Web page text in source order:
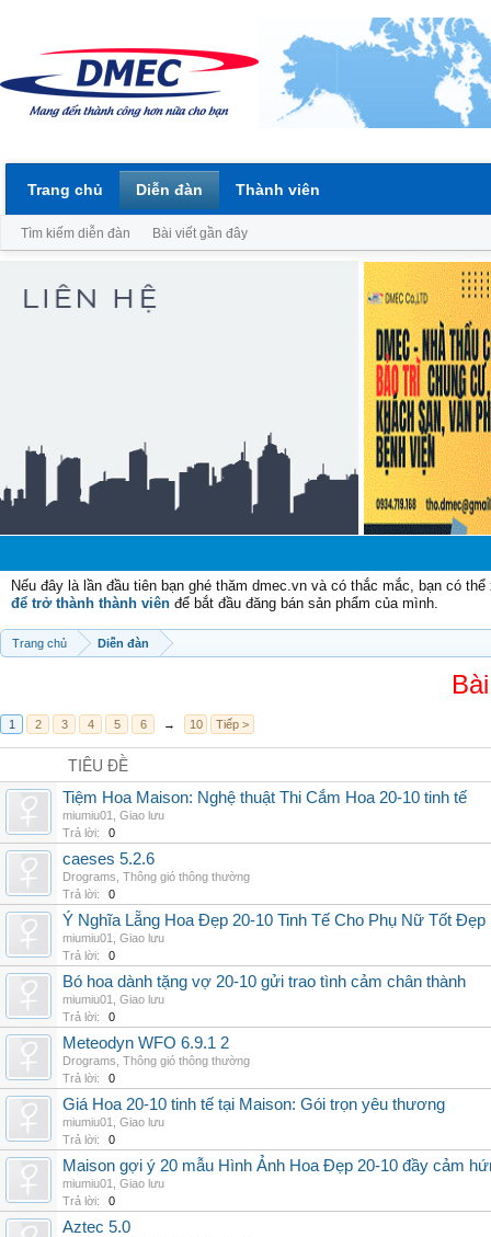
Nếu đây là lần đầu tiên bạn ghé thăm dmec.vn và có thắc mắc, bạn có
để trở thành thành viên để bắt đầu đăng bán sản phẩm của mình.
Trang chủ Diễn đàn
1 2 3 4 5 6 → 10 Tiếp >
TIÊU ĐỀ
Tiệm Hoa Maison: Nghệ thuật Thi Cắm Hoa 20-10 tinh tế
miumiu01
Giao lưu
Trả lời:
0
caeses 5.2.6
Drograms Thông gió thông thường
Trả lời:
0
Ý Nghĩa Lẵng Hoa Đẹp 20-10 Tinh Tế Cho Phụ Nữ Tốt Đẹp
miumiu01
Giao lưu
Trả lời:
0
Bó hoa dành tặng vợ 20-10 gửi trao tình cảm chân thành
miumiu01
Giao lưu
Trả lời:
0
Meteodyn WFO 6.9.1 2
Drograms Thông gió thông thường
Trả lời:
0
Giá Hoa 20-10 tinh tế tại Maison: Gói trọn yêu thương
miumiu01
Giao lưu
Trả lời:
0
Maison gợi ý 20 mẫu Hình Ảnh Hoa Đẹp 20-10 đầy cảm
miumiu01
Giao lưu
Trả lời:
0
Aztec 5.0
Trang chủ Diễn đàn
Tìm kiếm diễn đàn Bài viết gần đây
Thành viên